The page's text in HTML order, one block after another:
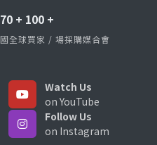
70 + 100 +
國全球買家 / 場採購媒合會
Watch Us
on YouTube
Follow Us
on Instagram